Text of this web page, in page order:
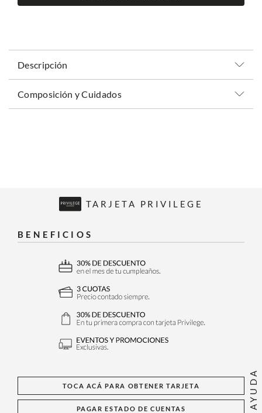
AYUDA
Descripción
Composición y Cuidados
TARJETA PRIVILEGE
BENEFICIOS
TOCA ACÁ PARA OBTENER TARJETA
PAGAR ESTADO DE CUENTAS